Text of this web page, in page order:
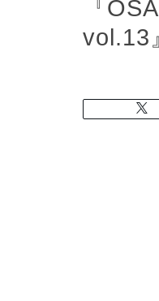
『
vol.13